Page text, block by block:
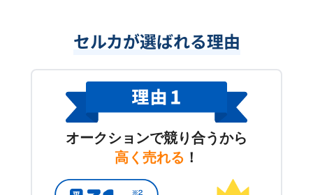
セルカが選ばれる理由
オークションで競り合うから
高く売れる ！